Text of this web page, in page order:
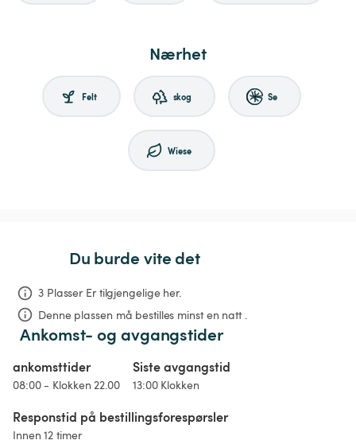
Nærhet
Felt skog Se
Wiese
Du burde vite det
3 Plasser Er tilgjengelige her.
Denne plassen må bestilles minst en natt .
Ankomst- og avgangstider
ankomsttider
08:00 - Klokken 22.00
Siste avgangstid
13:00 Klokken
Responstid på bestillingsforespørsler
Innen 12 timer